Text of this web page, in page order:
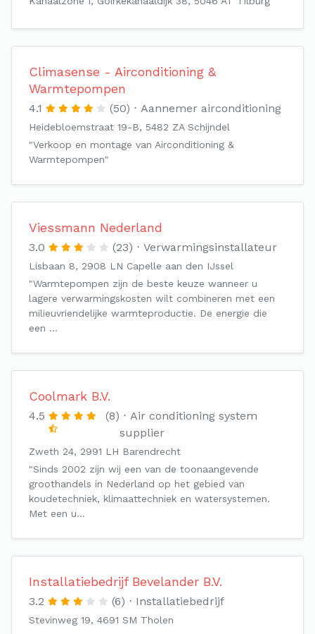
Climasense - Airconditioning &
Warmtepompen
4.1 (50) Aannemer airconditioning
Heidebloemstraat 19-B, 5482 ZA Schijndel
"Verkoop en montage van Airconditioning &
Warmtepompen"
Viessmann Nederland
3.0 (23) Verwarmingsinstallateur
Lisbaan 8, 2908 LN Capelle aan den IJssel
"Warmtepompen zijn de beste keuze wanneer u
lagere verwarmingskosten wilt combineren met een
milieuvriendelijke warmteproductie. De energie die
een …
Coolmark B.V.
4.5 (8)
Air conditioning system
supplier
Zweth 24, 2991 LH Barendrecht
"Sinds 2002 zijn wij een van de toonaangevende
groothandels in Nederland op het gebied van
koudetechniek, klimaattechniek en watersystemen.
Met een u…
Installatiebedrijf Bevelander B.V.
3.2 (6) Installatiebedrijf
Stevinweg 19, 4691 SM Tholen